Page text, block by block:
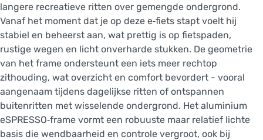
langere recreatieve ritten over gemengde ondergrond.
Vanaf het moment dat je op deze e‑fiets stapt voelt hij
stabiel en beheerst aan, wat prettig is op fietspaden,
rustige wegen en licht onverharde stukken. De geometrie
van het frame ondersteunt een iets meer rechtop
zithouding, wat overzicht en comfort bevordert - vooral
aangenaam tijdens dagelijkse ritten of ontspannen
buitenritten met wisselende ondergrond. Het aluminium
eSPRESSO‑frame vormt een robuuste maar relatief lichte
basis die wendbaarheid en controle vergroot, ook bij